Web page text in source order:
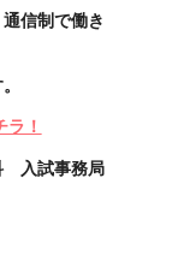
通信制で働き
ラ！
入試事務局